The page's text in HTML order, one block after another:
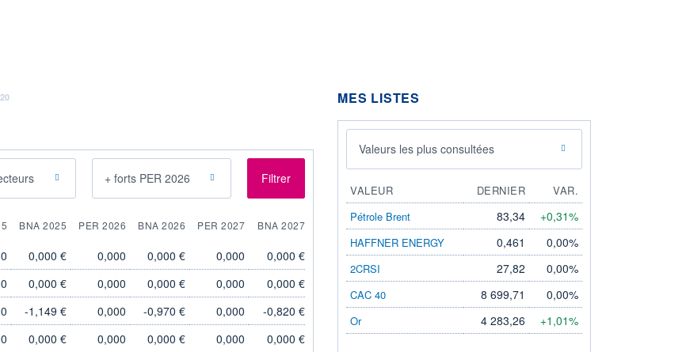
+ forts PER 2026 Filtrer
BNA 2025 PER 2026 BNA 2026 PER 2027 BNA 2027
0,000 € 0,000 0,000 € 0,000 0,000 €
0,000 € 0,000 0,000 € 0,000 0,000 €
-1,149 € 0,000 -0,970 € 0,000 -0,820 €
0,000 € 0,000 0,000 € 0,000 0,000 €
MES LISTES
Valeurs les plus consultées
VALEUR DERNIER
VAR.
Pétrole Brent
83,34 +0,31%
HAFFNER ENERGY 0,461 0,00%
2CRSI 27,82 0,00%
CAC 40 8 699,71 0,00%
Or 4 283,26 +1,01%